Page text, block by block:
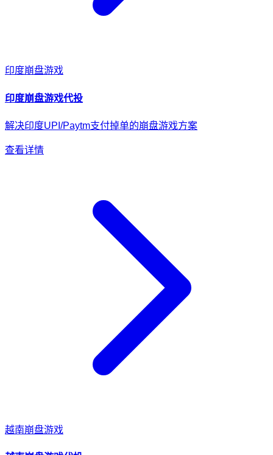
印度崩盘游戏
印度崩盘游戏代投
解决印度UPI/Paytm支付掉单的崩盘游戏方案
查看详情
越南崩盘游戏